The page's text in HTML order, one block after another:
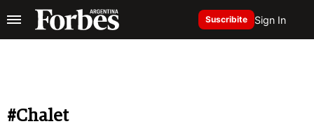
Suscribite Sign In
#Chalet